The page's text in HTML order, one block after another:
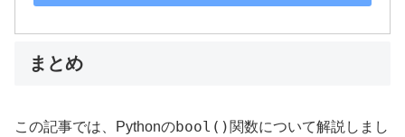
まとめ
この記事では、Pythonのbool() 関数について解説しまし